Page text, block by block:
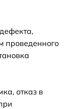
проведенного
отказ в